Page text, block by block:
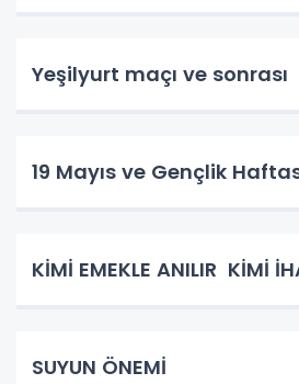
Yeşilyurt maçı ve sonrası
19 Mayıs ve Gençlik
KİMİ EMEKLE ANILIR KİMİ
SUYUN ÖNEMİ